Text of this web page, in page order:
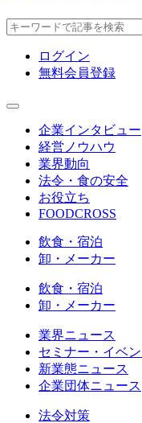
ログイン
無料会員登録
企業インタビュー
経営ノウハウ
業界動向
法令・食の安全
お役立ち
FOODCROSS
飲食・宿泊
卸・メーカー
飲食・宿泊
卸・メーカー
業界ニュース
セミナー・イベ
新業態ニュース
企業団体ニュース
法令対策